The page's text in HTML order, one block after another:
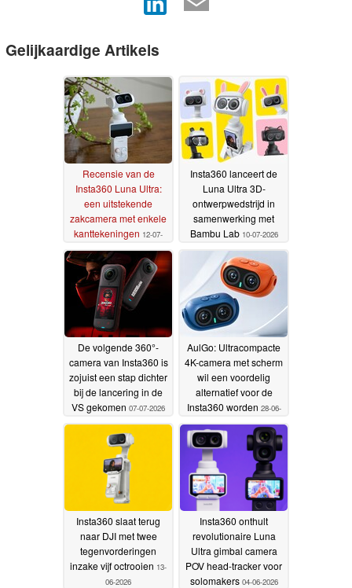
Gelijkaardige Artikels
Recensie van de
Insta360 Luna Ultra:
een uitstekende
zakcamera met enkele
kanttekeningen 12-07-
2026
Insta360 lanceert de
Luna Ultra 3D-
ontwerpwedstrijd in
samenwerking met
Bambu Lab 10-07-2026
De volgende 360°-
camera van Insta360 is
zojuist een stap dichter
bij de lancering in de
VS gekomen 07-07-2026
AulGo: Ultracompacte
4K-camera met scherm
wil een voordelig
alternatief voor de
Insta360 worden 28-06-
2026
Insta360 slaat terug
naar DJI met twee
tegenvorderingen
inzake vijf octrooien 13-
06-2026
Insta360 onthult
revolutionaire Luna
Ultra gimbal camera
POV head-tracker voor
solomakers 04-06-2026